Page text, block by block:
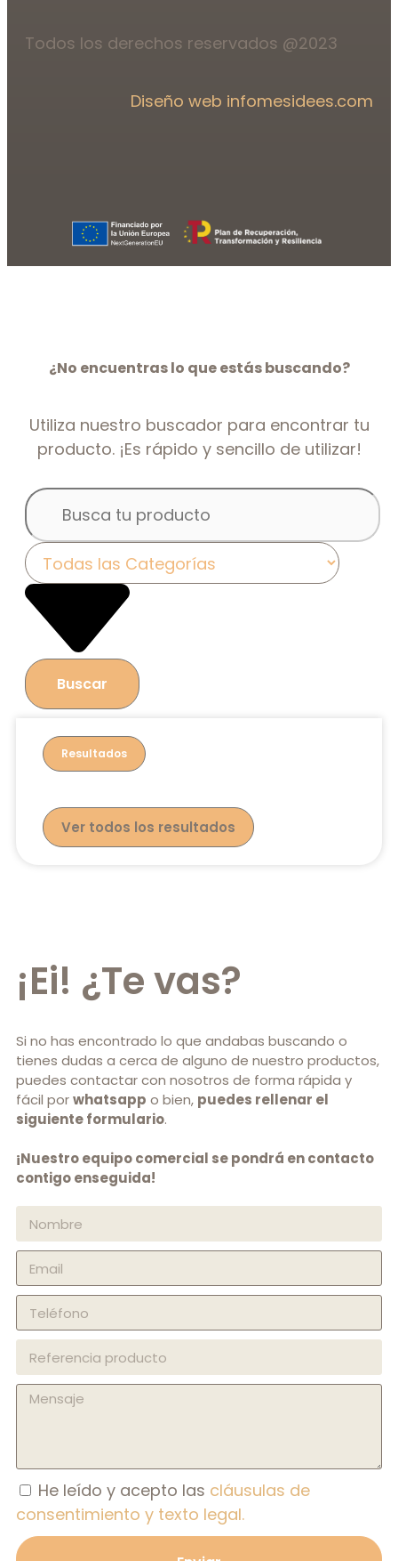
Todos los derechos reservados @2023
Diseño web infomesidees.com
¿No encuentras lo que estás buscando?
Utiliza nuestro buscador para encontrar tu
producto. ¡Es rápido y sencillo de utilizar!
Buscar
Resultados
Ver todos los resultados
¡Ei! ¿Te vas?
Si no has encontrado lo que andabas buscando o
tienes dudas a cerca de alguno de nuestro productos,
puedes contactar con nosotros de forma rápida y
fácil porwhatsapp o bien, puedes rellenar el
siguiente formulario.
¡Nuestro equipo comercial se pondrá en contacto
contigo enseguida!
He leído y acepto las cláusulas de
consentimiento y texto legal.